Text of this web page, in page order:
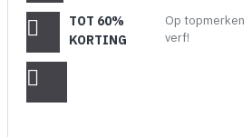
TOT 60%
KORTING
Op topmerken
verf!